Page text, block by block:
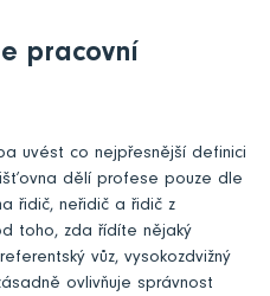
pracovní
uvést co nejpřesnější definici
dělí profese pouze dle
řidič, neřidič a řidič z
toho, zda řídíte nějaký
vůz, vysokozdvižný
ovlivňuje správnost